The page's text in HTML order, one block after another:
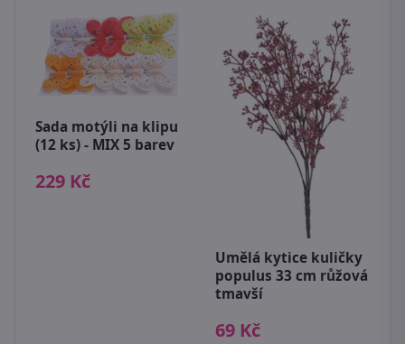
Sada motýli na klipu
(12 ks) - MIX 5 barev
229 Kč
Umělá kytice kuličky
populus 33 cm růžová
tmavší
69 Kč